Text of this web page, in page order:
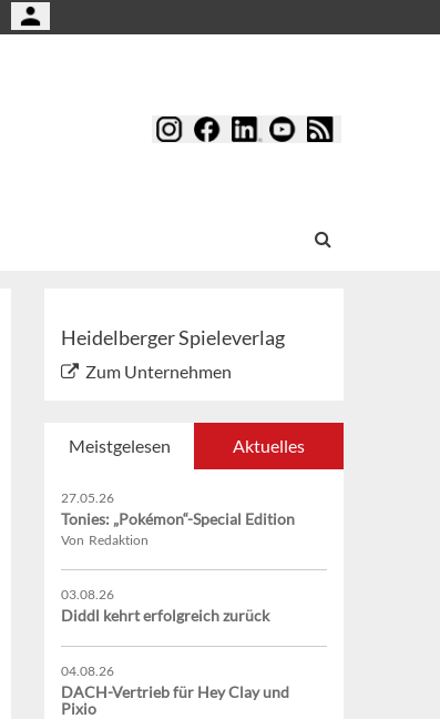
Heidelberger Spieleverlag
Zum Unternehmen
Meistgelesen Aktuelles
27.05.26
Tonies: „Pokémon“-Special Edition
Von Redaktion
03.08.26
Diddl kehrt erfolgreich zurück
04.08.26
DACH-Vertrieb für Hey Clay und
Pixio